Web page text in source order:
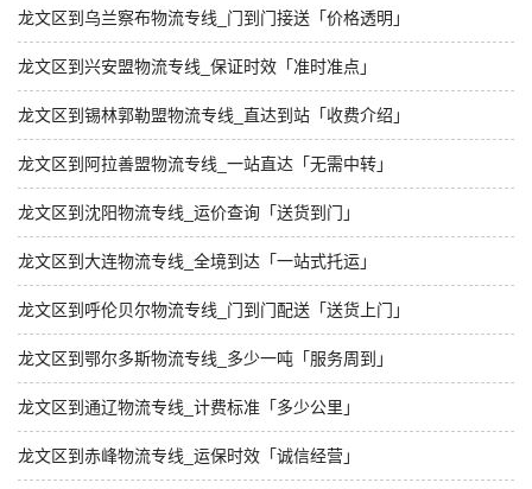
龙文区到乌兰察布物流专线_门到门接送「价格透明」
龙文区到兴安盟物流专线_保证时效「准时准点」
龙文区到锡林郭勒盟物流专线_直达到站「收费介绍」
龙文区到阿拉善盟物流专线_一站直达「无需中转」
龙文区到沈阳物流专线_运价查询「送货到门」
龙文区到大连物流专线_全境到达「一站式托运」
龙文区到呼伦贝尔物流专线_门到门配送「送货上门」
龙文区到鄂尔多斯物流专线_多少一吨「服务周到」
龙文区到通辽物流专线_计费标准「多少公里」
龙文区到赤峰物流专线_运保时效「诚信经营」